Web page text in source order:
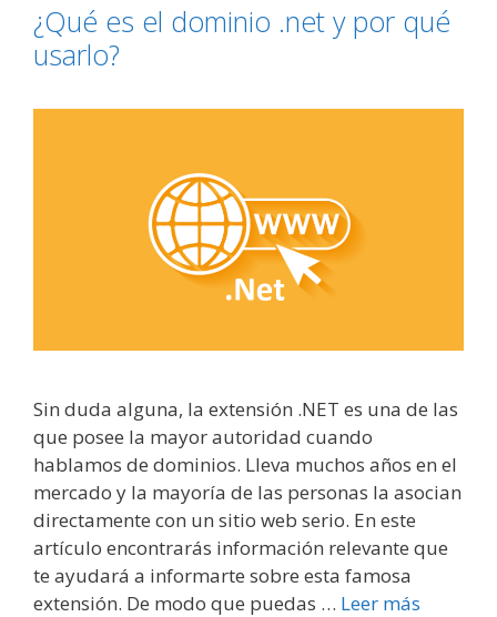
¿Qué es el dominio .net y por qué
usarlo?
Sin duda alguna, la extensión .NET es una de las
que posee la mayor autoridad cuando
hablamos de dominios. Lleva muchos años en el
mercado y la mayoría de las personas la asocian
directamente con un sitio web serio. En este
artículo encontrarás información relevante que
te ayudará a informarte sobre esta famosa
extensión. De modo que puedas … Leer más